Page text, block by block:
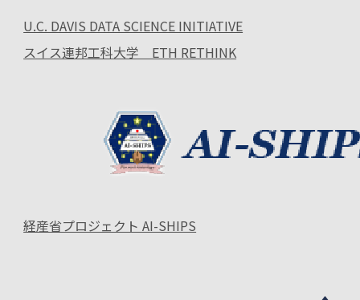
U.C. DAVIS DATA SCIENCE INITIATIVE
スイス連邦工科大学 ETH RETHINK
経産省プロジェクト AI-SHIPS